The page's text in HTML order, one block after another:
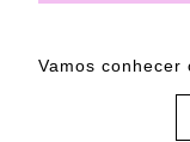
Vamos conhecer